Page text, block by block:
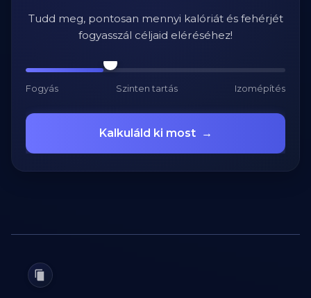
Tudd meg, pontosan mennyi kalóriát és fehérjét
fogyasszál céljaid eléréséhez!
Fogyás Szinten tartás Izomépítés
Kalkuláld ki most →